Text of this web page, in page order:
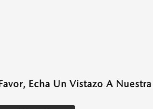
Echa Un Vistazo A